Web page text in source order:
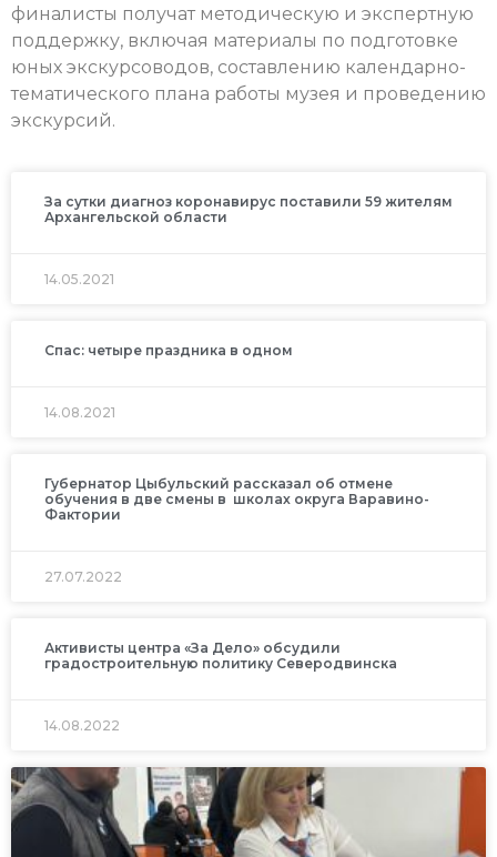
финалисты получат методическую и экспертную
поддержку, включая материалы по подготовке
юных экскурсоводов, составлению календарно-
тематического плана работы музея и проведению
экскурсий.
За сутки диагноз коронавирус поставили 59 жителям
Архангельской области
14.05.2021
Спас: четыре праздника в одном
14.08.2021
Губернатор Цыбульский рассказал об отмене
обучения в две смены в школах округа Варавино-
Фактории
27.07.2022
Активисты центра «За Дело» обсудили
градостроительную политику Северодвинска
14.08.2022